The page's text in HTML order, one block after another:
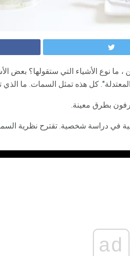
الأشياء التي ستقولها؟ بعض
كل هذه تمثل السمات. ما
بطرق معينة.
في دراسة شخصية. تقترح نظرية
ad